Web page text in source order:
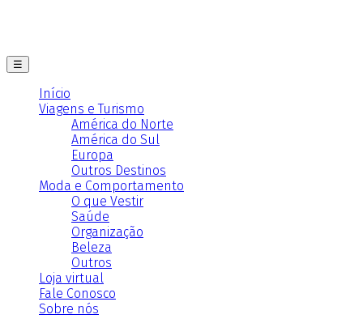
☰
Início
Viagens e Turismo
América do Norte
América do Sul
Europa
Outros Destinos
Moda e Comportamento
O que Vestir
Saúde
Organização
Beleza
Outros
Loja virtual
Fale Conosco
Sobre nós